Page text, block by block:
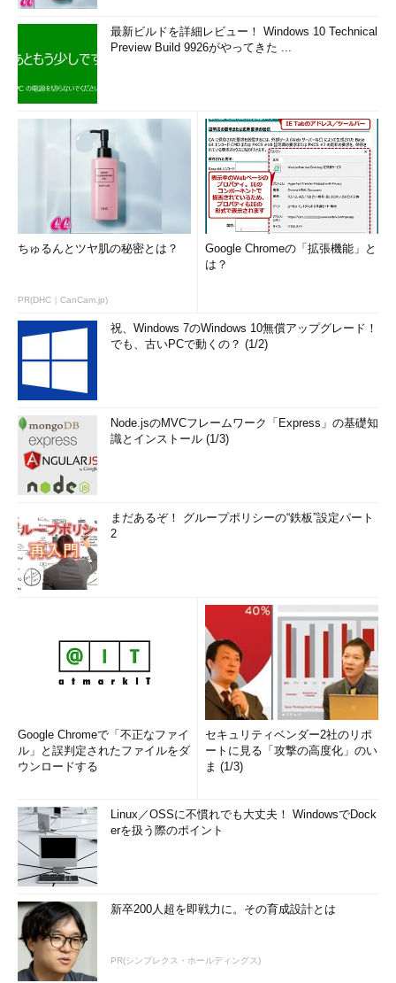
カーに比肩する人気スポーツを目指すようだ。
今回引用した一節が出ているWired記事―― ラナディブとキン
グズのことを取り上げたもの―― の中には、「われわれはバス
ケットボールを21世紀のプレミア・スポーツにする機会を手にし
トワーク」「テクノロジを使って、このネットワークをグローバ
ルに広げられる」といったラナディブのコメントが出ている。
ちなみに、NBAでは欧州や南米出身の選手はもはや当たり前の
存在になっている。
リチャード・フロリダ（邦題『クリエイティブ資本論―新たな
経済階級の台頭』など複数の著書もある社会学者）によると、オ
かった外国人選手が、その後は年々増え続け、2012－13シーズ
ン開幕時には
過去最高の84人 に達していたという。1チーム当た
り多めに見積もって15人、30チームとして、リーグ全体で450人
Atlantic Cities
一方、既に毎週NBAの試合が全国放映されている中国や、自国
出身のオーナー（ブルックリン・ネッツのミハイル・プロコーロ
付かずの市場。そうした点でも、ラナディブがこれから果たす役
割はかなり重要なものになると思われる。
さて、肝心のキングズの調子はどうかといえば、シーズン前の
予想通り、いまなお下位に低迷し続けている。
ただし、今度のドラフト（6月下旬に実施予定）は、「2003年
以来の当たり年」とされるほどの逸材揃い。「どの選手が上位で
選ばれるか」といった話題がシーズン開幕前から盛り上がってい
るほどだ。そうした次世代のスーパースターを獲得してチームの
柱とするためには、もっと負けた方がいいといった状況だ。
おかしな話だが、ドラフトのくじ引きで有利な立場に立つため
が行われている。これも「前シーズンの成績が悪かった順にくじ
を引く」という1985年に導入された仕組みのせいだ。
つまり、キングズとしてはBitcoinやGoogle Glassのような材料
で話題作りをしながら、同時に「NBA 3.0」時代への地ならしを
進め、その上で「リーグ全体の将来を背負って立つような大型新
人」を今年夏にうまく獲得できれば…… といった腹づもりかもし
れない。
最新ビルドを詳細レビュー！ Windows 10 Technical
Preview Build 9926がやってきた ...
ちゅるんとツヤ肌の秘密とは？
PR(DHC｜CanCam.jp)
Google Chromeの「拡張機能」と
は？
祝、Windows 7のWindows 10無償アップグレード！
でも、古いPCで動くの？ (1/2)
Node.jsのMVCフレームワーク「Express」の基礎知
識とインストール (1/3)
まだあるぞ！ グループポリシーの“鉄板”設定パート
2
Google Chromeで「不正なファイ
ル」と誤判定されたファイルをダ
ウンロードする
セキュリティベンダー2社のリポ
ートに見る「攻撃の高度化」のい
ま (1/3)
Linux／OSSに不慣れでも大丈夫！ WindowsでDock
erを扱う際のポイント
新卒200人超を即戦力に。その育成設計とは
PR(シンプレクス・ホールディングス)